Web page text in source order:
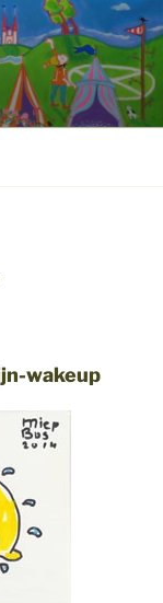
wakeup